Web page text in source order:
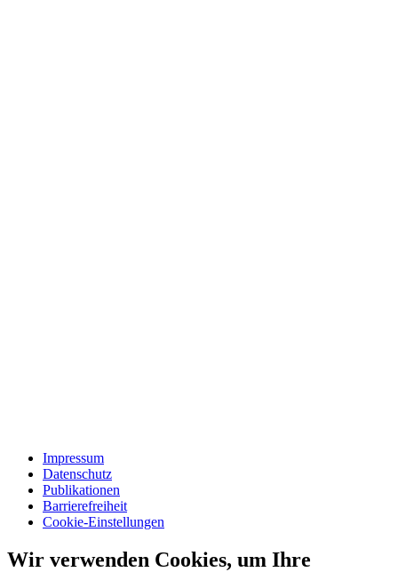
Impressum
Datenschutz
Publikationen
Barrierefreiheit
Cookie-Einstellungen
Wir verwenden Cookies, um Ihre